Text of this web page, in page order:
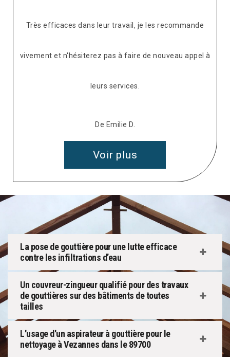
Très efficaces dans leur travail, je les recommande
vivement et n'hésiterez pas à faire de nouveau appel à
leurs services.
De Emilie D.
Voir plus
La pose de gouttière pour une lutte efficace
contre les infiltrations d’eau
Un couvreur-zingueur qualifié pour des travaux
de gouttières sur des bâtiments de toutes
tailles
L'usage d'un aspirateur à gouttière pour le
nettoyage à Vezannes dans le 89700